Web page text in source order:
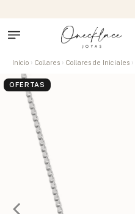
Inicio Collares Collares de Iniciales
OFERTAS